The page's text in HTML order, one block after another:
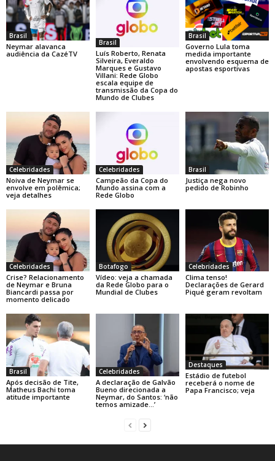
Brasil
Neymar alavanca
audiência da CazéTV
Brasil
Luís Roberto, Renata
Silveira, Everaldo
Marques e Gustavo
Villani: Rede Globo
escala equipe de
transmissão da Copa do
Mundo de Clubes
Brasil
Governo Lula toma
medida importante
envolvendo esquema de
apostas esportivas
Celebridades
Noiva de Neymar se
envolve em polêmica;
veja detalhes
Celebridades
Campeão da Copa do
Mundo assina com a
Rede Globo
Brasil
Justiça nega novo
pedido de Robinho
Celebridades
Crise? Relacionamento
de Neymar e Bruna
Biancardi passa por
momento delicado
Botafogo
Vídeo: veja a chamada
da Rede Globo para o
Mundial de Clubes
Celebridades
Clima tenso!
Declarações de Gerard
Piqué geram revoltam
Brasil
Após decisão de Tite,
Matheus Bachi toma
atitude importante
Celebridades
A declaração de Galvão
Bueno direcionada a
Neymar, do Santos: ‘não
temos amizade…’
Destaques
Estádio de futebol
receberá o nome de
Papa Francisco; veja